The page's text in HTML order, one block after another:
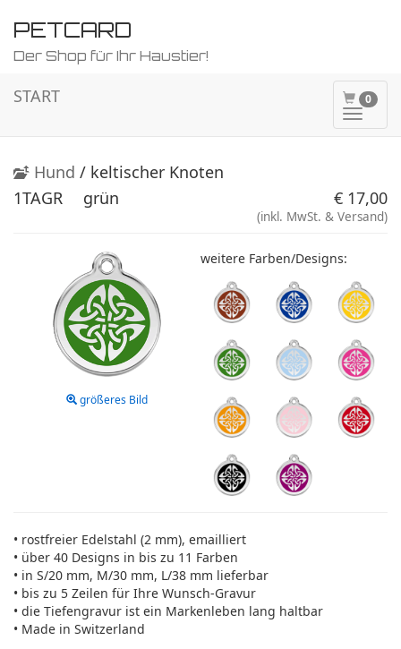
PETCARD
Der Shop für Ihr Haustier!
0
ein-/
START
Hund / keltischer Knoten
1TAGR
grün € 17,00
(inkl. MwSt. & Versand)
größeres Bild
weitere Farben/Designs:
• rostfreier Edelstahl (2 mm), emailliert
• über 40 Designs in bis zu 11 Farben
• in S/20 mm, M/30 mm, L/38 mm lieferbar
• bis zu 5 Zeilen für Ihre Wunsch-Gravur
• die Tiefengravur ist ein Markenleben lang haltbar
• Made in Switzerland